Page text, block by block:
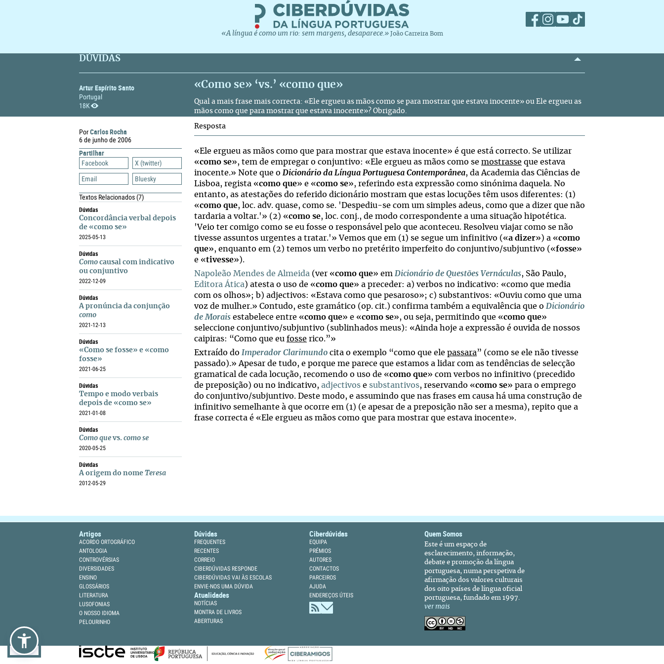
«A língua é como um rio: sem margens, desaparece.» João Carreira Bom
DÚVIDAS
Artur Espírito Santo
Portugal
18K
«Como se» ‘vs.’ «como que»
Qual a mais frase mais correcta: «Ele ergueu as mãos como se para mostrar que estava inocente» ou Ele ergueu as
mãos como que para mostrar que estava inocente»? Obrigado.
PorCarlos Rocha
6 de junho de 2006
Partilhar
Facebook
X (twitter)
Email
Bluesky
Textos Relacionados(7)
Dúvidas
Concordância verbal depois
de «como se»
2025-05-13
Dúvidas
Como causal com indicativo
ou conjuntivo
2022-12-09
Dúvidas
A pronúncia da conjunção
como
2021-12-13
Dúvidas
«Como se fosse» e «como
fosse»
2021-06-25
Dúvidas
Tempo e modo verbais
depois de «como se»
2021-01-08
Dúvidas
Como que vs. como se
2020-05-25
Dúvidas
A origem do nome Teresa
2012-05-29
Resposta
«Ele ergueu as mãos como que para mostrar que estava inocente» é que está correcto. Se utilizar
«como se», tem de empregar o conjuntivo: «Ele ergueu as mãos como se mostrasse que estava
inocente.» Note que o Dicionário da Língua Portuguesa Contemporânea, da Academia das Ciências de
Lisboa, regista «como que» e «como se», referindo esta expressão como sinónima daquela. No
entanto, as atestações do referido dicionário mostram que estas locuções têm usos diferentes: (1)
«como que, loc. adv. quase, como se. 'Despediu-se com um simples adeus, como que a dizer que não
tardaria a voltar.'» (2) «como se, loc. conj., de modo correspondente a uma situação hipotética.
'Veio ter comigo como se eu fosse o responsável pelo que aconteceu. Resolveu viajar como se não
tivesse assuntos urgentes a tratar.'» Vemos que em (1) se segue um infinitivo («a dizer») a «como
que», enquanto em (2) temos um verbo no pretérito imperfeito do conjuntivo/subjuntivo («fosse»
e «tivesse»).
Napoleão Mendes de Almeida (ver «como que» em Dicionário de Questões Vernáculas, São Paulo,
Editora Ática) atesta o uso de «como que» a preceder: a) verbos no indicativo: «como que media
com os olhos»; b) adjectivos: «Estava como que pesaroso»; c) substantivos: «Ouviu como que uma
voz de mulher.» Contudo, este gramático (op. cit.) confirma também a equivalência que o Dicionário
de Morais estabelece entre «como que» e «como se», ou seja, permitindo que «como que»
seleccione conjuntivo/subjuntivo (sublinhados meus): «Ainda hoje a expressão é ouvida de nossos
caipiras: “Como que eu fosse rico.”»
Extraído do Imperador Clarimundo cita o exemplo “como que ele passara” (como se ele não tivesse
passado).» Apesar de tudo, e porque me parece que estamos a lidar com as tendências de selecção
gramatical de cada locução, recomendo o uso de «como que» com verbos no infinitivo (precedido
de preposição) ou no indicativo, adjectivos e substantivos, reservando «como se» para o emprego
do conjuntivo/subjuntivo. Deste modo, e assumindo que nas frases em causa há uma construção de
infinitivo semelhante à que ocorre em (1) (e apesar de a preposição não ser a mesma), repito que a
frase correcta é «Ele ergueu as mãos como que para mostrar que estava inocente».
Artigos
ACORDO ORTOGRÁFICO
ANTOLOGIA
CONTROVÉRSIAS
DIVERSIDADES
ENSINO
GLOSSÁRIOS
LITERATURA
LUSOFONIAS
O NOSSO IDIOMA
PELOURINHO
Dúvidas
FREQUENTES
RECENTES
CORREIO
CIBERDÚVIDAS RESPONDE
CIBERDÚVIDAS VAI ÀS ESCOLAS
ENVIE-NOS UMA DÚVIDA
Atualidades
NOTÍCIAS
MONTRA DE LIVROS
ABERTURAS
Ciberdúvidas
EQUIPA
PRÉMIOS
AUTORES
CONTACTOS
PARCEIROS
AJUDA
ENDEREÇOS ÚTEIS
Quem Somos
Este é um espaço de
esclarecimento, informação,
debate e promoção da língua
portuguesa, numa perspetiva de
afirmação dos valores culturais
dos oito países de língua oficial
portuguesa, fundado em 1997.
ver mais